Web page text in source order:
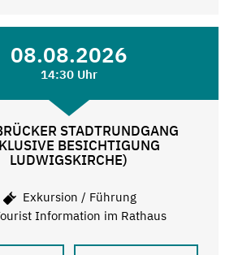
08.08.2026
14:30 Uhr
STADTRUNDGANG
BESICHTIGUNG
LUDWIGSKIRCHE)
Exkursion / Führung
Information im Rathaus